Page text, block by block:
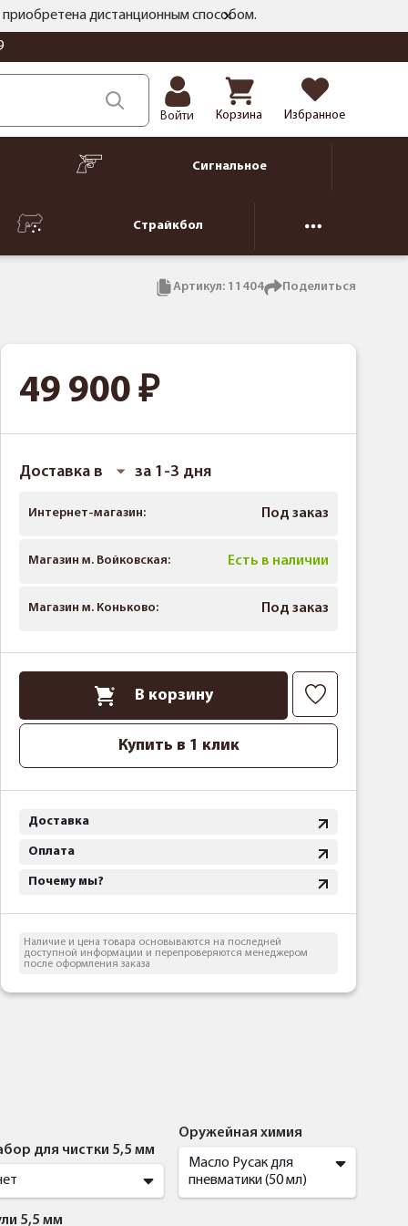
дистанционным способом.
Войти Корзина Избранное
Сигнальное
Страйкбол
Артикул: 11404 Поделиться
49 900
Доставка в за 1-3 дня
Интернет-магазин: Под заказ
Магазин м. Войковская: Есть в наличии
Магазин м. Коньково: Под заказ
В корзину
Купить в 1 клик
Доставка
Оплата
Почему мы?
Наличие и цена товара основываются на последней
доступной информации и перепроверяются менеджером
после оформления заказа
для чистки 5,5 мм
Оружейная химия
Масло Русак для
пневматики (50 мл)
5,5 мм